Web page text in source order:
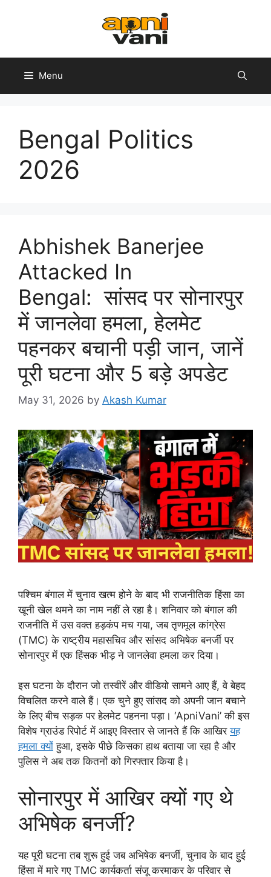
Menu
Bengal Politics
2026
Abhishek Banerjee
Attacked In
Bengal: सांसद पर सोनारपुर
में जानलेवा हमला, हेलमेट
पहनकर बचानी पड़ी जान, जानें
पूरी घटना और 5 बड़े अपडेट
May 31, 2026 by Akash Kumar
पश्चिम बंगाल में चुनाव खत्म होने के बाद भी राजनीतिक हिंसा का
खूनी खेल थमने का नाम नहीं ले रहा है। शनिवार को बंगाल की
राजनीति में उस वक्त हड़कंप मच गया, जब तृणमूल कांग्रेस
(TMC) के राष्ट्रीय महासचिव और सांसद अभिषेक बनर्जी पर
सोनारपुर में एक हिंसक भीड़ ने जानलेवा हमला कर दिया।
इस घटना के दौरान जो तस्वीरें और वीडियो सामने आए हैं, वे बेहद
विचलित करने वाले हैं। एक चुने हुए सांसद को अपनी जान बचाने
के लिए बीच सड़क पर हेलमेट पहनना पड़ा। ‘ApniVani’ की इस
विशेष ग्राउंड रिपोर्ट में आइए विस्तार से जानते हैं कि आखिरयह
हमला क्यों हुआ, इसके पीछे किसका हाथ बताया जा रहा है और
पुलिस ने अब तक कितनों को गिरफ्तार किया है।
सोनारपुर में आखिर क्यों गए थे
अभिषेक बनर्जी?
यह पूरी घटना तब शुरू हुई जब अभिषेक बनर्जी, चुनाव के बाद हुई
हिंसा में मारे गए TMC कार्यकर्ता संजू करमाकर के परिवार से